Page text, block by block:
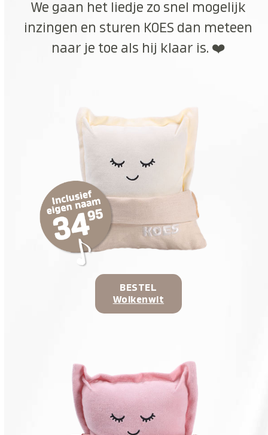
We gaan het liedje zo snel mogelijk
inzingen en sturen KOES dan meteen
naar je toe als hij klaar is. ❤️
BESTEL
Wolkenwit